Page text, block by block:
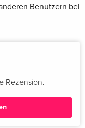
Benutzern bei
Rezension.